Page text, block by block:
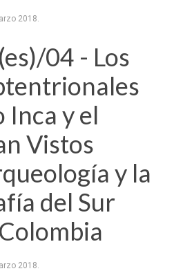
2018.
04 - Los
Inca y el
Vistos
y la
del Sur
2018.